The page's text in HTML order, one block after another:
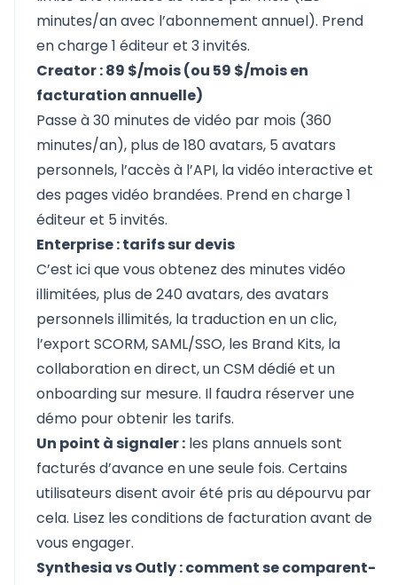
minutes/an avec l’abonnement annuel). Prend
en charge 1 éditeur et 3 invités.
Creator : 89 $/mois (ou 59 $/mois en
facturation annuelle)
Passe à 30 minutes de vidéo par mois (360
minutes/an), plus de 180 avatars, 5 avatars
personnels, l’accès à l’API, la vidéo interactive et
des pages vidéo brandées. Prend en charge 1
éditeur et 5 invités.
Enterprise : tarifs sur devis
C’est ici que vous obtenez des minutes vidéo
illimitées, plus de 240 avatars, des avatars
personnels illimités, la traduction en un clic,
l’export SCORM, SAML/SSO, les Brand Kits, la
collaboration en direct, un CSM dédié et un
onboarding sur mesure. Il faudra réserver une
démo pour obtenir les tarifs.
Un point à signaler : les plans annuels sont
facturés d’avance en une seule fois. Certains
utilisateurs disent avoir été pris au dépourvu par
cela. Lisez les conditions de facturation avant de
vous engager.
Synthesia vs Outly : comment se comparent-